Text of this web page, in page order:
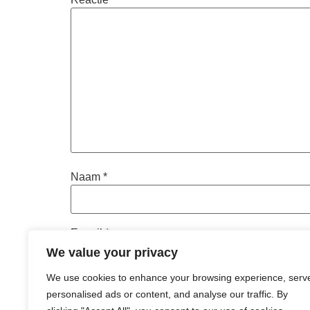
We value your privacy
We use cookies to enhance your browsing experience,
personalised ads or content, and analyse our traffic. By
Naam *
E-mail *
Site